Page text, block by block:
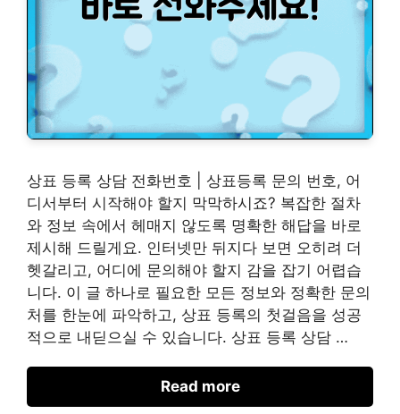
상표 등록 상담 전화번호 | 상표등록 문의 번호, 어
디서부터 시작해야 할지 막막하시죠? 복잡한 절차
와 정보 속에서 헤매지 않도록 명확한 해답을 바로
제시해 드릴게요. 인터넷만 뒤지다 보면 오히려 더
헷갈리고, 어디에 문의해야 할지 감을 잡기 어렵습
니다. 이 글 하나로 필요한 모든 정보와 정확한 문의
처를 한눈에 파악하고, 상표 등록의 첫걸음을 성공
적으로 내딛으실 수 있습니다. 상표 등록 상담 …
Read more